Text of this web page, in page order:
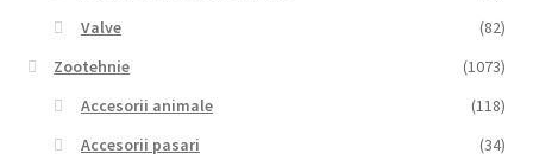
Valve
(82)
Zootehnie
(1073)
Accesorii animale
(118)
Accesorii pasari
(34)